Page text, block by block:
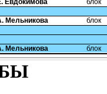
Евдокимова блок
Мельникова блок
Мельникова блок